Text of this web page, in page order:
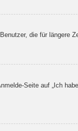
die für längere
Seite auf „Ich